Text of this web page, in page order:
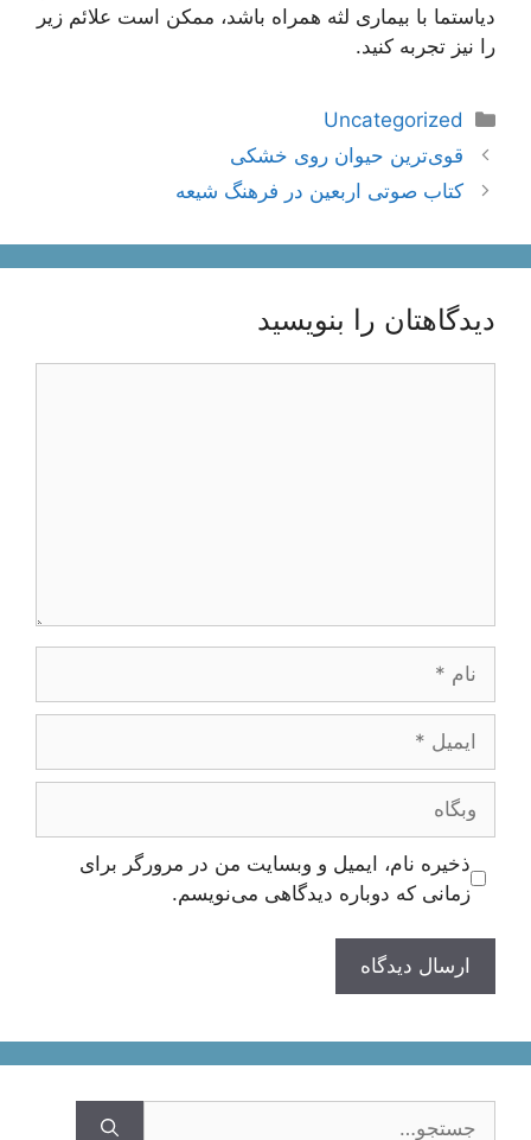
دیاستما با بیماری لثه همراه باشد، ممکن است علائم زیر
را نیز تجربه کنید.
دسته‌ها
Uncategorized
ناوبری
نوشته‌ها
قوی‌ترین حیوان روی خشکی
کتاب صوتی اربعین در فرهنگ شیعه
دیدگاهتان را بنویسید
وبگاه
ذخیره نام، ایمیل و وبسایت من در مرورگر برای
زمانی که دوباره دیدگاهی می‌نویسم.